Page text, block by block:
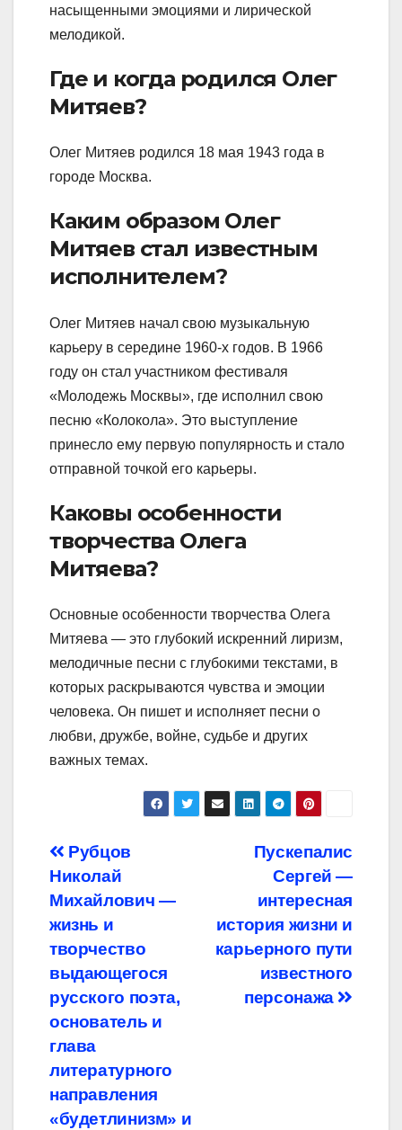
насыщенными эмоциями и лирической
мелодикой.
Где и когда родился Олег
Митяев?
Олег Митяев родился 18 мая 1943 года в
городе Москва.
Каким образом Олег
Митяев стал известным
исполнителем?
Олег Митяев начал свою музыкальную
карьеру в середине 1960-х годов. В 1966
году он стал участником фестиваля
«Молодежь Москвы», где исполнил свою
песню «Колокола». Это выступление
принесло ему первую популярность и стало
отправной точкой его карьеры.
Каковы особенности
творчества Олега
Митяева?
Основные особенности творчества Олега
Митяева — это глубокий искренний лиризм,
мелодичные песни с глубокими текстами, в
которых раскрываются чувства и эмоции
человека. Он пишет и исполняет песни о
любви, дружбе, войне, судьбе и других
важных темах.
Навигация
по
записям
Пускепалис
Сергей —
интересная
история жизни и
карьерного пути
известного
персонажа
Рубцов
Николай
Михайлович —
жизнь и
творчество
выдающегося
русского поэта,
основатель и
глава
литературного
направления
«будетлинизм» и